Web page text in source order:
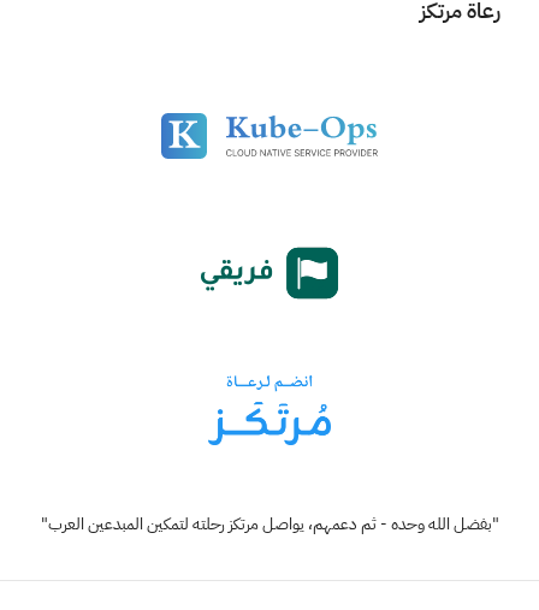
رعاة مرتكز
"بفضل الله وحده - ثم دعمهم، يواصل مرتكز رحلته لتمكين المبدعين العرب"